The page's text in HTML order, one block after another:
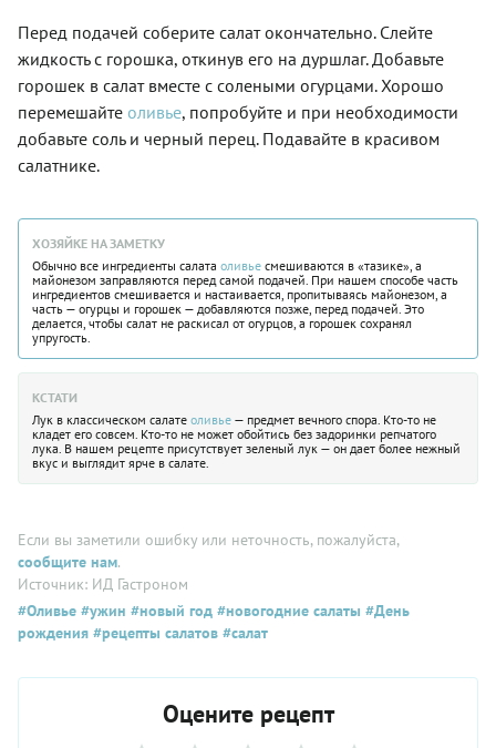
Перед подачей соберите салат окончательно. Слейте
жидкость с горошка, откинув его на дуршлаг. Добавьте
горошек в салат вместе с солеными огурцами. Хорошо
перемешайте оливье, попробуйте и при необходимости
добавьте соль и черный перец. Подавайте в красивом
салатнике.
ХОЗЯЙКЕ НА ЗАМЕТКУ
Обычно все ингредиенты салата оливье смешиваются в «тазике», а
майонезом заправляются перед самой подачей. При нашем способе часть
ингредиентов смешивается и настаивается, пропитываясь майонезом, а
часть — огурцы и горошек — добавляются позже, перед подачей. Это
делается, чтобы салат не раскисал от огурцов, а горошек сохранял
упругость.
КСТАТИ
Лук в классическом салате оливье — предмет вечного спора. Кто-то не
кладет его совсем. Кто-то не может обойтись без задоринки репчатого
лука. В нашем рецепте присутствует зеленый лук — он дает более нежный
вкус и выглядит ярче в салате.
Если вы заметили ошибку или неточность, пожалуйста,
сообщите нам.
Источник: ИД Гастроном
#Оливье #ужин #новый год #новогодние салаты #День
рождения #рецепты салатов #салат
Оцените рецепт